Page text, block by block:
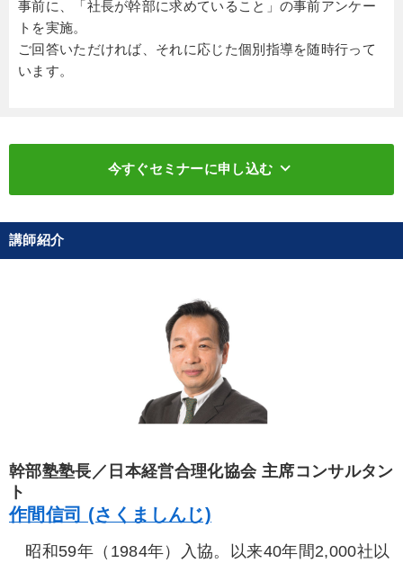
事前に、「社長が幹部に求めていること」の事前アンケー
トを実施。
ご回答いただければ、それに応じた個別指導を随時行って
います。
今すぐセミナーに申し込む keyboard_arrow_down
講師紹介
幹部塾塾長／日本経営合理化協会 主席コンサルタン
ト
作間信司 (さくましんじ)
昭和59年（1984年）入協。以来40年間2,000社以